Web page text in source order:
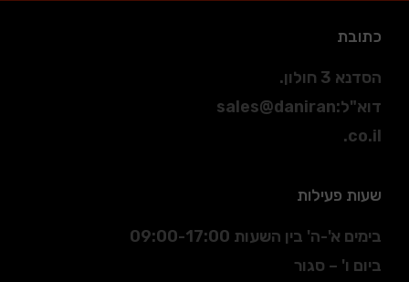
כתובת
הסדנא 3 חולון.
דוא"ל:
sales@daniran
.co.il
שעות פעילות
בימים א'-ה' בין השעות 09:00-17:00
ביום ו' – סגור